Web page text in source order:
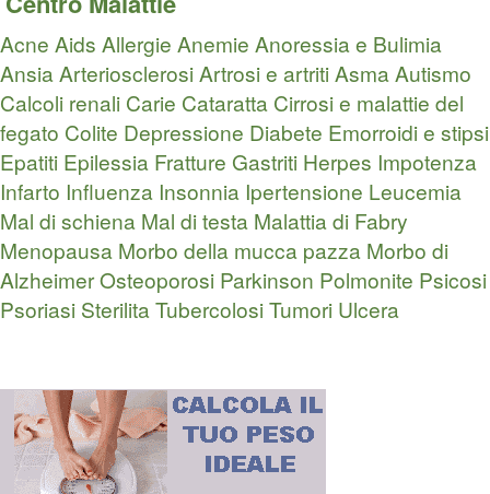
Acne Aids Allergie Anemie Anoressia e Bulimia
AnsiaArteriosclerosiArtrosi e artritiAsmaAutismo
Calcoli renali Carie Cataratta Cirrosi e malattie del
fegato Colite Depressione Diabete Emorroidi e stipsi
Epatiti Epilessia Fratture Gastriti Herpes Impotenza
Infarto Influenza Insonnia Ipertensione Leucemia
Mal di schiena Mal di testa Malattia di Fabry
Menopausa Morbo della mucca pazza Morbo di
AlzheimerOsteoporosi Parkinson Polmonite Psicosi
Psoriasi SterilitaTubercolosiTumori Ulcera